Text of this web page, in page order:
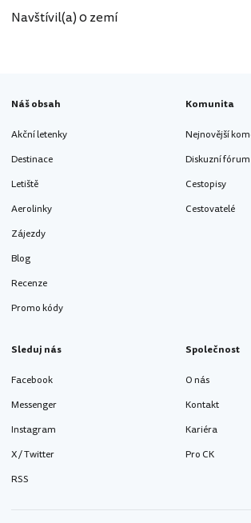
Navštívil(a) 0 zemí
Náš obsah
Akční letenky
Destinace
Letiště
Aerolinky
Zájezdy
Blog
Recenze
Promo kódy
Komunita
Nejnovější
Diskuzní fórum
Cestopisy
Cestovatelé
Sleduj nás
Facebook
Messenger
Instagram
X / Twitter
RSS
Společnost
O nás
Kontakt
Kariéra
Pro CK